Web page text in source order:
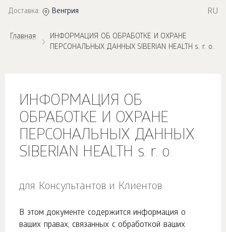
Доставка: Венгрия RU
Главная
ИНФОРМАЦИЯ ОБ ОБРАБОТКЕ И ОХРАНЕ
ПЕРСОНАЛЬНЫХ ДАННЫХ SIBERIAN HEALTH s. r. o.
ИНФОРМАЦИЯ ОБ
ОБРАБОТКЕ И ОХРАНЕ
ПЕРСОНАЛЬНЫХ ДАННЫХ
SIBERIAN HEALTH s. r. o.
для Консультантов и Клиентов
В этом документе содержится информация о
ваших правах, связанных с обработкой ваших